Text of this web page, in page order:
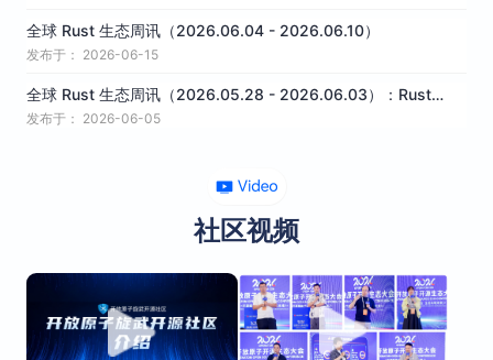
全球 Rust 生态周讯（2026.06.04 - 2026.06.10）
发布于： 2026-06-15
全球 Rust 生态周讯（2026.05.28 - 2026.06.03）：Rust
1.96.0 正式发布
发布于： 2026-06-05
社区视频